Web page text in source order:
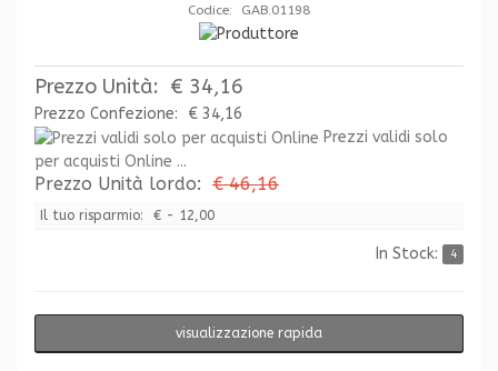
Codice: GAB.01198
Prezzo Unità: € 34,16
Prezzo Confezione:
€ 34,16
Prezzi validi solo
per acquisti Online ...
Prezzo Unità lordo: € 46,16
Il tuo risparmio: € - 12,00
In Stock: 4
visualizzazione rapida